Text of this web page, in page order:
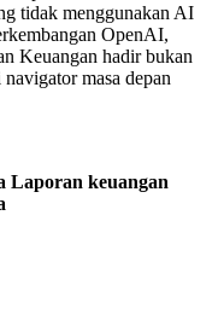
tidak menggunakan AI
OpenAI,
Keuangan hadir bukan
masa depan
Laporan keuangan